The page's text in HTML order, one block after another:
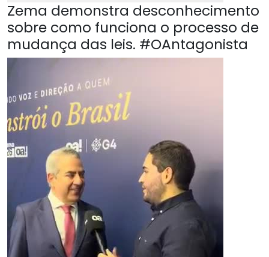
Zema demonstra desconhecimento
sobre como funciona o processo de
mudança das leis. #OAntagonista